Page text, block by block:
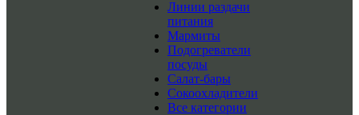
Линии раздачи
питания
Мармиты
Подогреватели
посуды
Салат-бары
Сокоохладители
Все категории